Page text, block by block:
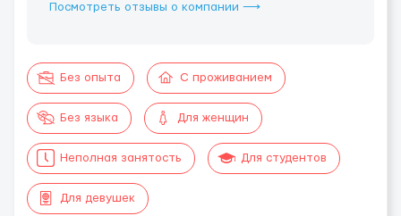
Посмотреть отзывы о компании ⟶
Без опыта С проживанием
Без языка Для женщин
Неполная занятость Для студентов
Для девушек